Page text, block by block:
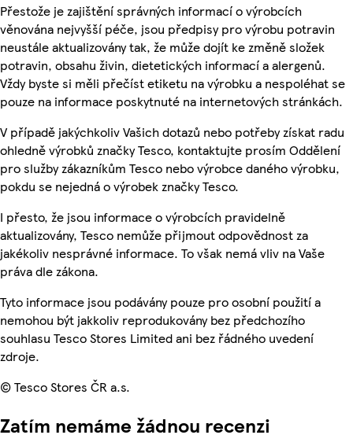
Přestože je zajištění správných informací o výrobcích
věnována nejvyšší péče, jsou předpisy pro výrobu potravin
neustále aktualizovány tak, že může dojít ke změně složek
potravin, obsahu živin, dietetických informací a alergenů.
Vždy byste si měli přečíst etiketu na výrobku a nespoléhat se
pouze na informace poskytnuté na internetových stránkách.
V případě jakýchkoliv Vašich dotazů nebo potřeby získat radu
ohledně výrobků značky Tesco, kontaktujte prosím Oddělení
pro služby zákazníkům Tesco nebo výrobce daného výrobku,
pokdu se nejedná o výrobek značky Tesco.
I přesto, že jsou informace o výrobcích pravidelně
aktualizovány, Tesco nemůže přijmout odpovědnost za
jakékoliv nesprávné informace. To však nemá vliv na Vaše
práva dle zákona.
Tyto informace jsou podávány pouze pro osobní použití a
nemohou být jakkoliv reprodukovány bez předchozího
souhlasu Tesco Stores Limited ani bez řádného uvedení
zdroje.
© Tesco Stores ČR a.s.
Zatím nemáme žádnou recenzi